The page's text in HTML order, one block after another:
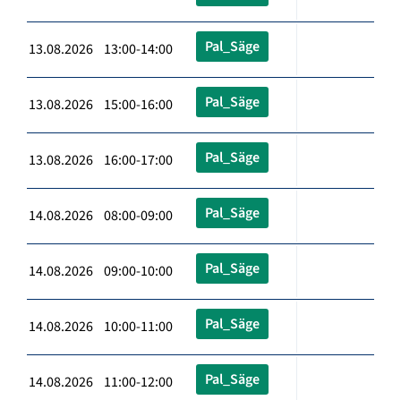
13.08.2026 13:00-14:00 Pal_Säge
13.08.2026 15:00-16:00 Pal_Säge
13.08.2026 16:00-17:00 Pal_Säge
14.08.2026 08:00-09:00 Pal_Säge
14.08.2026 09:00-10:00 Pal_Säge
14.08.2026 10:00-11:00 Pal_Säge
14.08.2026 11:00-12:00 Pal_Säge